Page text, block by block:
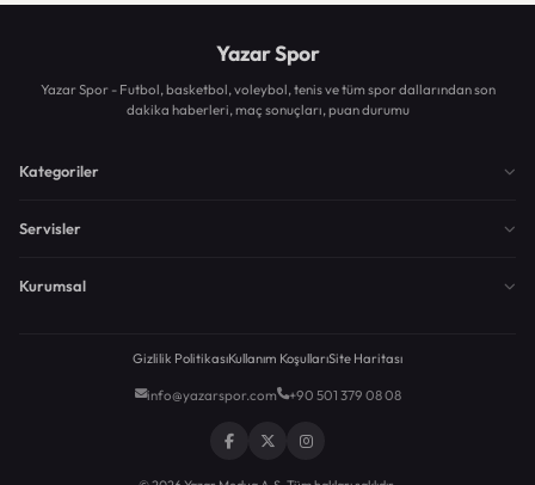
Yazar Spor
Yazar Spor - Futbol, basketbol, voleybol, tenis ve tüm spor dallarından son
dakika haberleri, maç sonuçları, puan durumu
Kategoriler
Servisler
Kurumsal
Gizlilik PolitikasıKullanım KoşullarıSite Haritası
info@yazarspor.com +90 501 379 08 08